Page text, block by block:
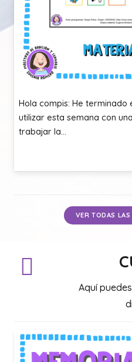
Hola compis: He terminado
utilizar esta semana con
trabajar la…
VER TODAS LAS
Aquí